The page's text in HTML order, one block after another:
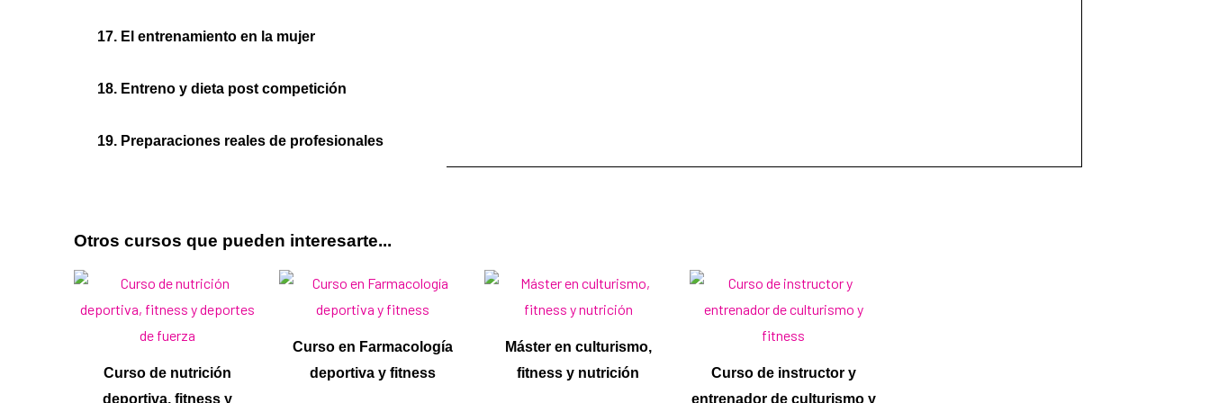
17. El entrenamiento en la mujer
18. Entreno y dieta post competición
19. Preparaciones reales de profesionales
Otros cursos que pueden interesarte...
Curso de nutrición
deportiva, fitness y
Curso en Farmacología
deportiva y fitness
Máster en culturismo,
fitness y nutrición
Curso de instructor y
entrenador de culturismo y